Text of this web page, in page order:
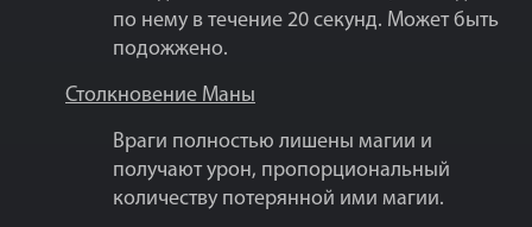
по нему в течение 20 секунд. Может быть
подожжено.
Столкновение Маны
Враги полностью лишены магии и
получают урон, пропорциональный
количеству потерянной ими магии.